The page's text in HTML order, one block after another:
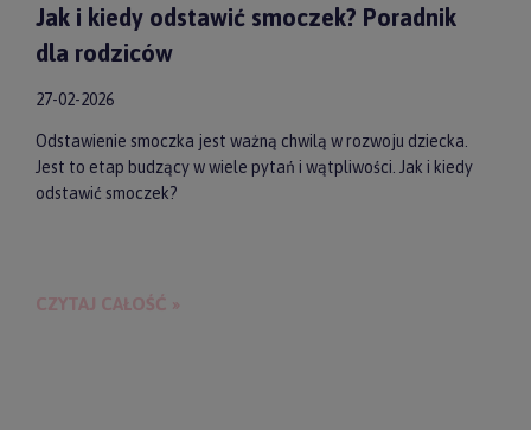
Jak i kiedy odstawić smoczek? Poradnik
dla rodziców
27-02-2026
Odstawienie smoczka jest ważną chwilą w rozwoju dziecka.
Jest to etap budzący w wiele pytań i wątpliwości. Jak i kiedy
odstawić smoczek?
CZYTAJ CAŁOŚĆ »